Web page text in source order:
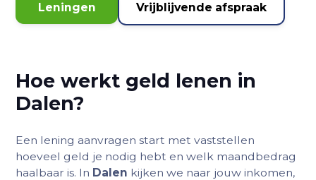
Leningen Vrijblijvende afspraak
Hoe werkt geld lenen in
Dalen?
Een lening aanvragen start met vaststellen
hoeveel geld je nodig hebt en welk maandbedrag
haalbaar is. In Dalen kijken we naar jouw inkomen,